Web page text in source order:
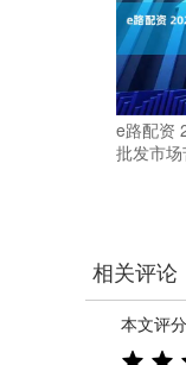
e路配资
批发市
相关评论
本文评分